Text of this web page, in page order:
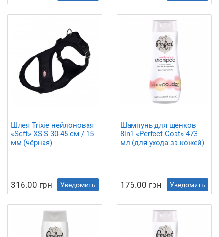
Шлея Trixie нейлоновая
«Soft» XS-S 30-45 см / 15
мм (чёрная)
316.00 грн Уведомить
Шампунь для щенков
8in1 «Perfect Coat» 473
мл (для ухода за кожей)
176.00 грн Уведомить